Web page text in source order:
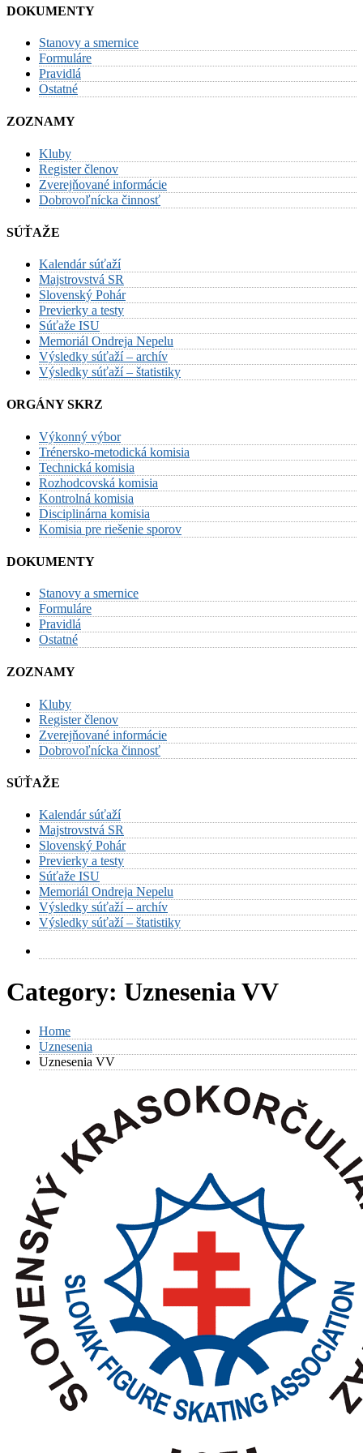
DOKUMENTY
Stanovy a smernice
Formuláre
Pravidlá
Ostatné
ZOZNAMY
Kluby
Register členov
Zverejňované informácie
Dobrovoľnícka činnosť
SÚŤAŽE
Kalendár súťaží
Majstrovstvá SR
Slovenský Pohár
Previerky a testy
Súťaže ISU
Memoriál Ondreja Nepelu
Výsledky súťaží – archív
Výsledky súťaží – štatistiky
ORGÁNY SKRZ
Výkonný výbor
Trénersko-metodická komisia
Technická komisia
Rozhodcovská komisia
Kontrolná komisia
Disciplinárna komisia
Komisia pre riešenie sporov
DOKUMENTY
Stanovy a smernice
Formuláre
Pravidlá
Ostatné
ZOZNAMY
Kluby
Register členov
Zverejňované informácie
Dobrovoľnícka činnosť
SÚŤAŽE
Kalendár súťaží
Majstrovstvá SR
Slovenský Pohár
Previerky a testy
Súťaže ISU
Memoriál Ondreja Nepelu
Výsledky súťaží – archív
Výsledky súťaží – štatistiky
Category: Uznesenia VV
Home
Uznesenia
Uznesenia VV